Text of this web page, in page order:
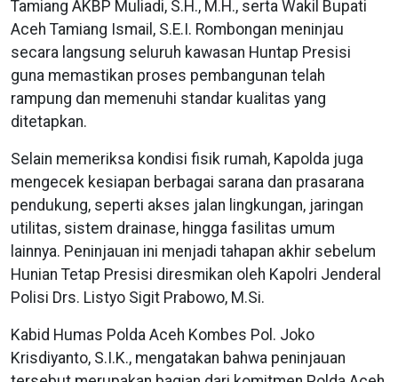
Tamiang AKBP Muliadi, S.H., M.H., serta Wakil Bupati
Aceh Tamiang Ismail, S.E.I. Rombongan meninjau
secara langsung seluruh kawasan Huntap Presisi
guna memastikan proses pembangunan telah
rampung dan memenuhi standar kualitas yang
ditetapkan.
Selain memeriksa kondisi fisik rumah, Kapolda juga
mengecek kesiapan berbagai sarana dan prasarana
pendukung, seperti akses jalan lingkungan, jaringan
utilitas, sistem drainase, hingga fasilitas umum
lainnya. Peninjauan ini menjadi tahapan akhir sebelum
Hunian Tetap Presisi diresmikan oleh Kapolri Jenderal
Polisi Drs. Listyo Sigit Prabowo, M.Si.
Kabid Humas Polda Aceh Kombes Pol. Joko
Krisdiyanto, S.I.K., mengatakan bahwa peninjauan